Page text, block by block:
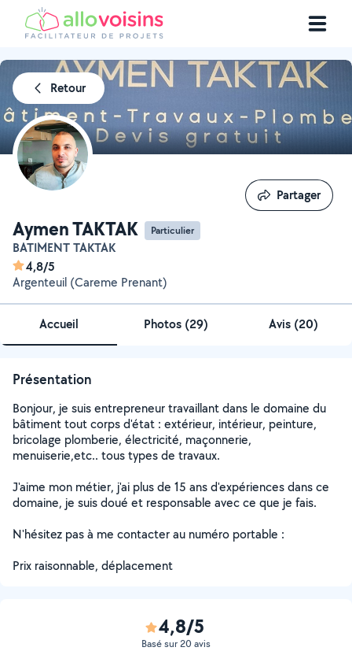
Retour
Aymen TAKTAK Particulier
BATIMENT TAKTAK
4,8/5
Argenteuil (Careme Prenant)
Partager
Partager
Accueil Photos (29) Avis (20)
Présentation
Bonjour, je suis entrepreneur travaillant dans le domaine du
bâtiment tout corps d'état : extérieur, intérieur, peinture,
bricolage plomberie, électricité, maçonnerie,
menuiserie,etc.. tous types de travaux.
J'aime mon métier, j'ai plus de 15 ans d'expériences dans ce
domaine, je suis doué et responsable avec ce que je fais.
N'hésitez pas à me contacter au numéro portable :
Prix raisonnable, déplacement
4,8/5
Basé sur 20 avis